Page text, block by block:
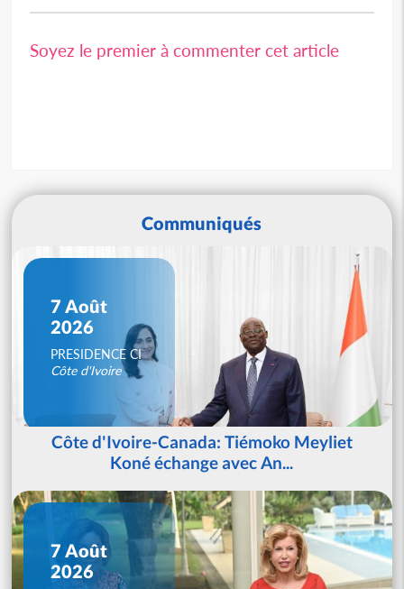
Soyez le premier à commenter cet article
Communiqués
7 Août
2026
PRESIDENCE CI
Côte d'Ivoire
Côte d'Ivoire-Canada: Tiémoko Meyliet
Koné échange avec An...
7 Août
2026